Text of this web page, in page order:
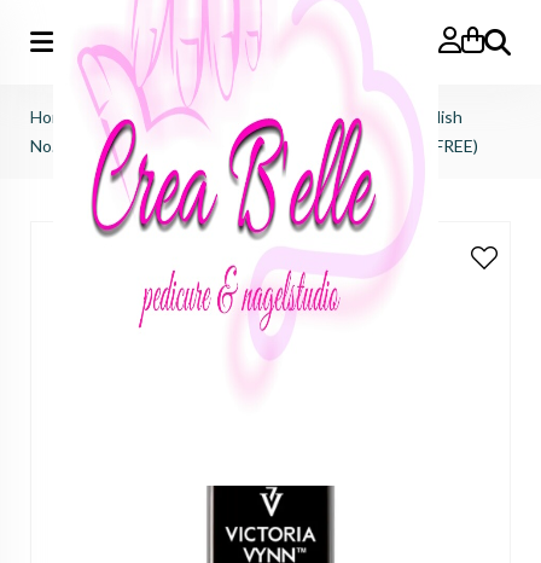
Zoeken
Home Victoria Vynn> Salon gel polish > salon gel polish
No.408 Moonlight (HEMA FREE, TPO FREE, DI-HEMA FREE)